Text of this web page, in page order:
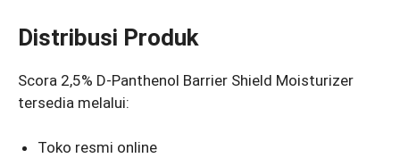
Distribusi Produk
Scora 2,5% D-Panthenol Barrier Shield Moisturizer
tersedia melalui:
Toko resmi online